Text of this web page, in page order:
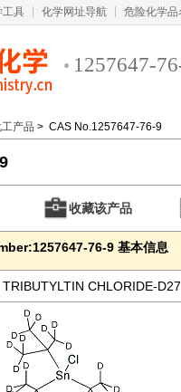
工具 化学网址导航 危险化学品
1257647-
产品 > CAS No.1257647-76-9
收藏该产品
76-9 基本信息
TRIBUTYLTIN CHLORIDE-D27